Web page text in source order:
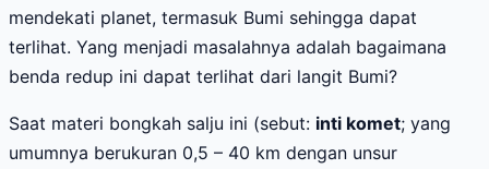
mendekati planet, termasuk Bumi sehingga dapat
terlihat. Yang menjadi masalahnya adalah bagaimana
benda redup ini dapat terlihat dari langit Bumi?
Saat materi bongkah salju ini (sebut: inti komet; yang
umumnya berukuran 0,5 – 40 km dengan unsur